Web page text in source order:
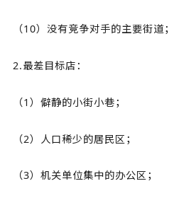
（10）没有竞争对手的主要街道；
2.最差目标店：
（1）僻静的小街小巷；
（2）人口稀少的居民区；
（3）机关单位集中的办公区；